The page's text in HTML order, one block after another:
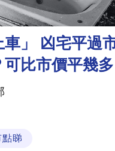
車」 凶宅平過
比市價平幾多
睇